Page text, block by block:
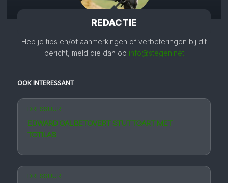
REDACTIE
Heb je tips en/of aanmerkingen of verbeteringen bij dit
bericht, meld die dan op info@stegen.net
OOK INTERESSANT
DRESSUUR
EDWARD GAL BETOVERT STUTTGART MET
TOTILAS
DRESSUUR